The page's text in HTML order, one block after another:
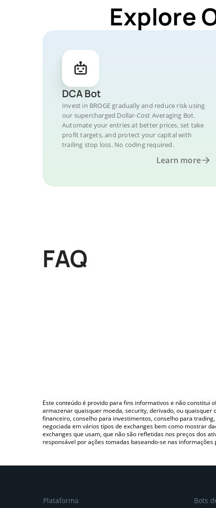
Explore
DCA Bot
Invest in BROGE gradually and reduce risk using
our supercharged Dollar-Cost Averaging Bot.
Automate your entries at better prices, set take
profit targets, and protect your capital with
trailing stop loss. No coding required.
Learn more
FAQ
Este conteúdo é provido para fins informativos e não constitui
armazenar quaisquer moeda, security, derivado, ou
financeiro, conselho para investimentos, conselho para
negociada em vários tipos de exchanges bem como mostrar
exchanges que usam, que não são refletidas nos preços dos
responsável por ações tomadas baseando-se nas
Plataforma Bots